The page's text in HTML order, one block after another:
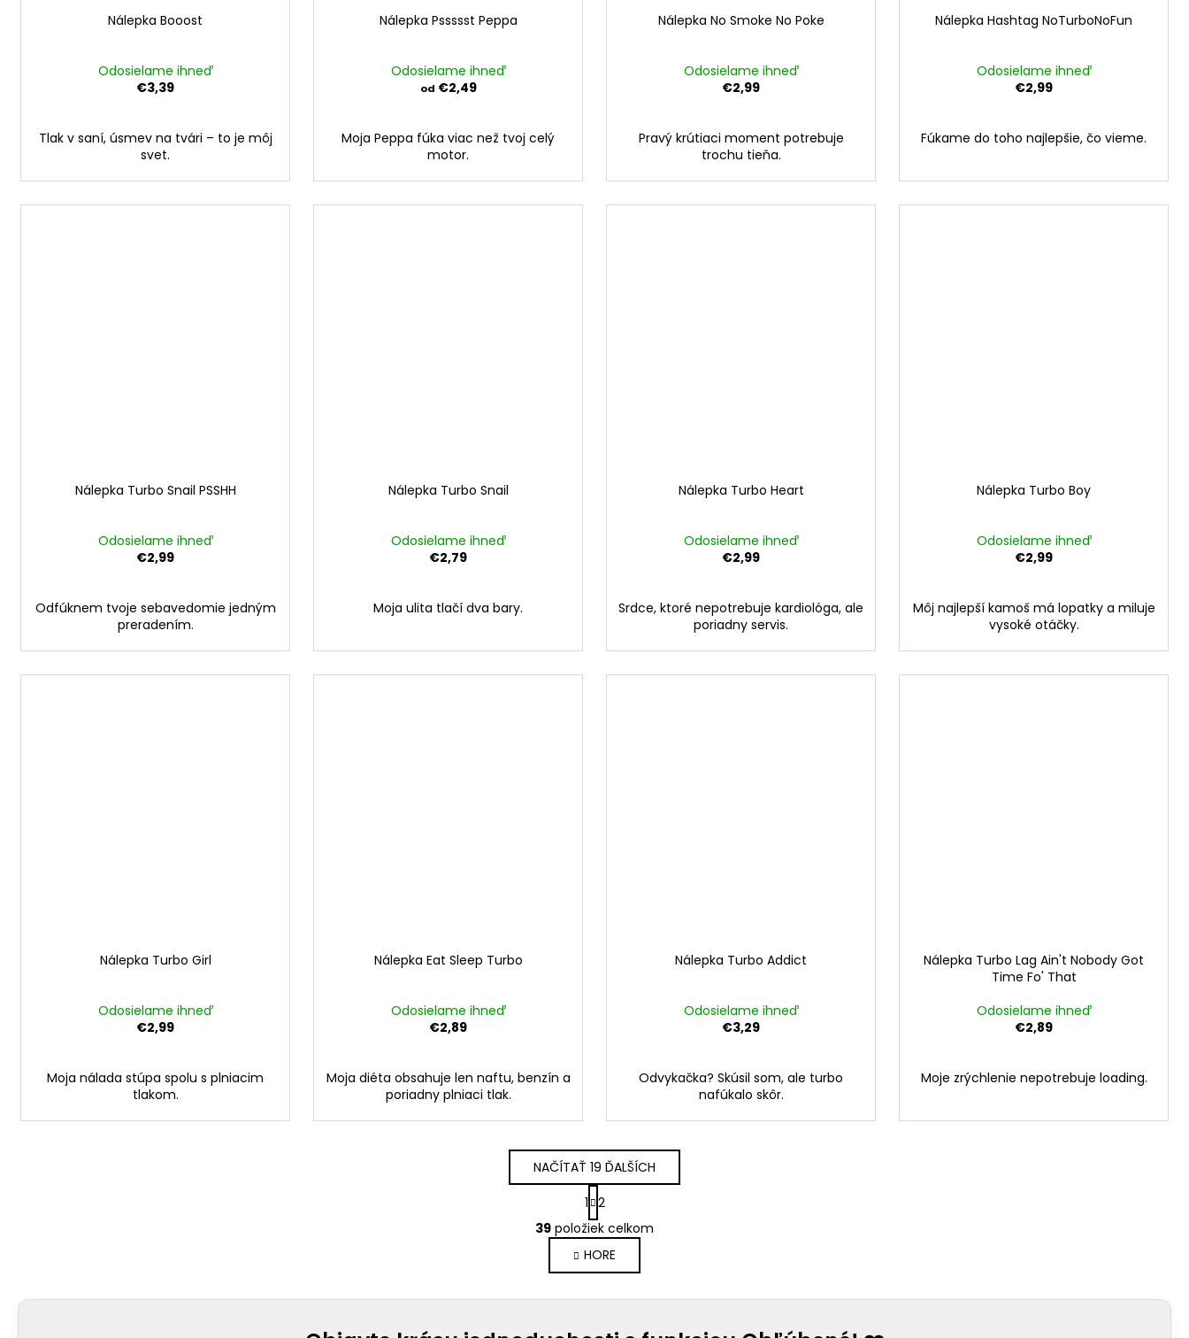
Nálepka Booost
Odosielame ihneď
€3,39
Tlak v saní, úsmev na tvári – to je môj
svet.
Nálepka Pssssst Peppa
Odosielame ihneď
od €2,49
Moja Peppa fúka viac než tvoj celý
motor.
Nálepka No Smoke No Poke
Odosielame ihneď
€2,99
Pravý krútiaci moment potrebuje
trochu tieňa.
Nálepka Hashtag NoTurboNoFun
Odosielame ihneď
€2,99
Fúkame do toho najlepšie, čo vieme.
Nálepka Turbo Snail PSSHH
Odosielame ihneď
€2,99
Odfúknem tvoje sebavedomie jedným
preradením.
Nálepka Turbo Snail
Odosielame ihneď
€2,79
Moja ulita tlačí dva bary.
Nálepka Turbo Heart
Odosielame ihneď
€2,99
Srdce, ktoré nepotrebuje kardiológa, ale
poriadny servis.
Nálepka Turbo Boy
Odosielame ihneď
€2,99
Môj najlepší kamoš má lopatky a miluje
vysoké otáčky.
Nálepka Turbo Girl
Odosielame ihneď
€2,99
Moja nálada stúpa spolu s plniacim
tlakom.
Nálepka Eat Sleep Turbo
Odosielame ihneď
€2,89
Moja diéta obsahuje len naftu, benzín a
poriadny plniaci tlak.
Nálepka Turbo Addict
Odosielame ihneď
€3,29
Odvykačka? Skúsil som, ale turbo
nafúkalo skôr.
Nálepka Turbo Lag Ain't Nobody Got
Time Fo' That
Odosielame ihneď
€2,89
Moje zrýchlenie nepotrebuje loading.
O
v
l
á
d
NAČÍTAŤ 19 ĎALŠÍCH
S
t
r
á
n
k
o
1 2
39 položiek celkom
HORE